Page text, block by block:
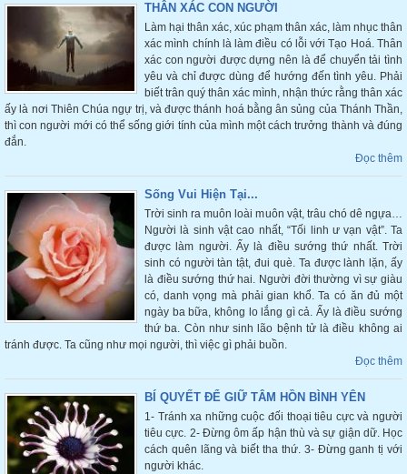
THÂN XÁC CON NGƯỜI
Làm hại thân xác, xúc phạm thân xác, làm nhục thân
xác mình chính là làm điều có lỗi với Tạo Hoá. Thân
xác con người được dựng nên là để chuyển tải tình
yêu và chỉ được dùng để hướng đến tình yêu. Phải
biết trân quý thân xác mình, nhận thức rằng thân xác
ấy là nơi Thiên Chúa ngự trị, và được thánh hoá bằng ân sủng của Thánh Thần,
thì con người mới có thể sống giới tính của mình một cách trưởng thành và đúng
đắn.
Đọc thêm
Sống Vui Hiện Tại...
Trời sinh ra muôn loài muôn vật, trâu chó dê ngựa…
Người là sinh vật cao nhất, “Tối linh ư vạn vật”. Ta
được làm người. Ấy là điều sướng thứ nhất. Trời
sinh có người tàn tật, đui què. Ta được lành lặn, ấy
là điều sướng thứ hai. Người đời thường vì sự giàu
có, danh vọng mà phải gian khổ. Ta có ăn đủ một
ngày ba bữa, không lo lắng gì cả. Ấy là điều sướng
thứ ba. Còn như sinh lão bệnh tử là điều không ai
tránh được. Ta cũng như mọi người, thì việc gì phải buồn.
Đọc thêm
BÍ QUYẾT ĐỂ GIỮ TÂM HỒN BÌNH YÊN
1- Tránh xa những cuộc đối thoại tiêu cực và người
tiêu cực. 2- Đừng ôm ấp hận thù và sự giận dữ. Học
cách quên lãng và biết tha thứ. 3- Đừng ganh tị với
người khác.